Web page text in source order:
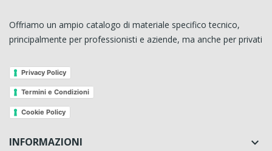
Offriamo un ampio catalogo di materiale specifico tecnico,
principalmente per professionisti e aziende, ma anche per privati
Privacy Policy
Termini e Condizioni
Cookie Policy
INFORMAZIONI 